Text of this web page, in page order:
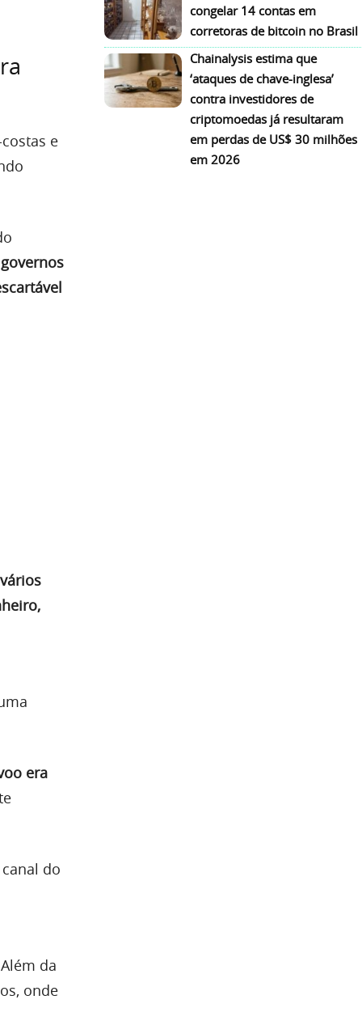
e
era
do
da
onde
congelar 14 contas em
corretoras de bitcoin no Brasil
Chainalysis estima que
‘ataques de chave-inglesa’
contra investidores de
criptomoedas já resultaram
em perdas de US$ 30 milhões
em 2026